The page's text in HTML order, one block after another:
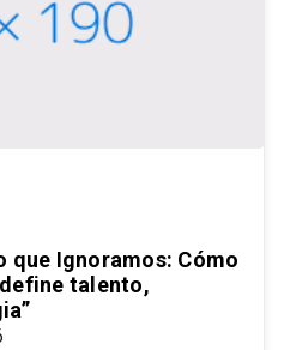
que Ignoramos: Cómo
talento,